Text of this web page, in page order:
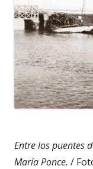
Entre los puentes
María Ponce. /